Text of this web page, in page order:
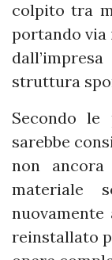
colpito tra
portando
struttura
Secondo le
sarebbe
non
materiale
reinstallato